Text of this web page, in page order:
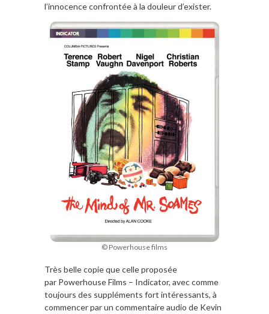
l’innocence confrontée à la douleur d’exister.
© Powerhouse films
Très belle copie que celle proposée
par Powerhouse Films – Indicator, avec comme
toujours des suppléments fort intéressants, à
commencer par un commentaire audio de Kevin